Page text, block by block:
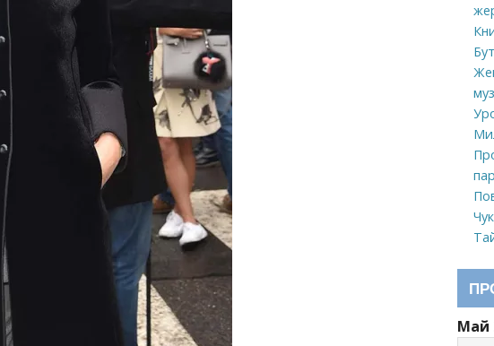
Май